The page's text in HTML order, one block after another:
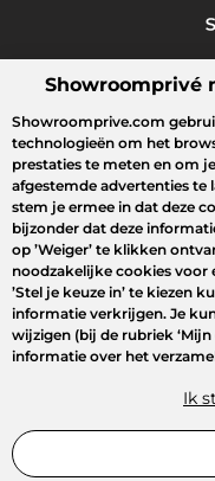
Wat zoek je?
Overzicht sales Sport
Showroomprivé
Showroomprive.com
technologieën om het
prestaties te meten en om
afgestemde advertenties te
stem je ermee in dat deze
bijzonder dat deze
op ’Weiger’ te klikken
noodzakelijke cookies voor
’Stel je keuze in’ te kiezen
informatie verkrijgen. Je
wijzigen (bij de rubriek ‘Mijn
informatie over het
Ik